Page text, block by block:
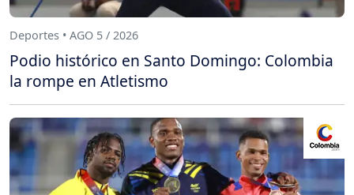
Deportes • AGO 5 / 2026
Podio histórico en Santo Domingo: Colombia
la rompe en Atletismo